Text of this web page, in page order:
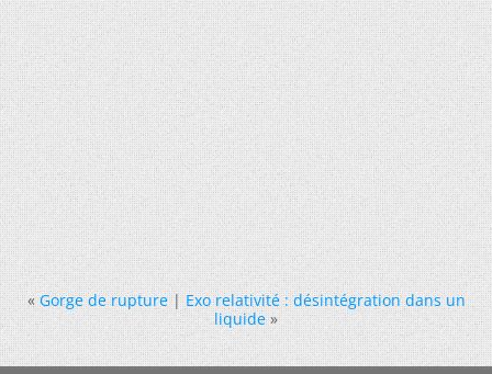
« Gorge de rupture|Exo relativité : désintégration dans un
liquide »